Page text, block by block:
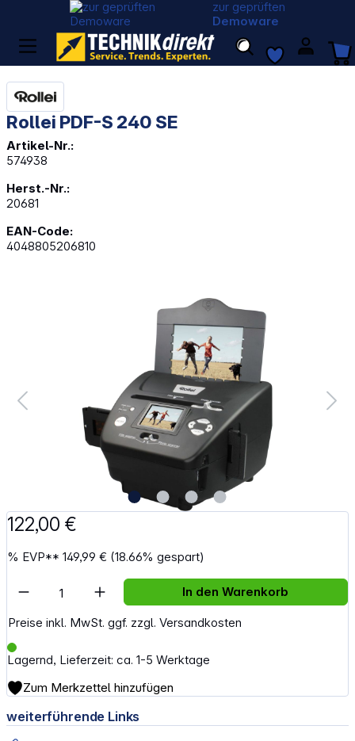
zur geprüften
Demoware
Rollei PDF-S 240 SE
Artikel-Nr.:
574938
Herst.-Nr.:
20681
EAN-Code:
4048805206810
122,00 €
% EVP**149,99 € (18.66% gespart)
Preise inkl. MwSt. ggf. zzgl. Versandkosten
Lagernd, Lieferzeit: ca. 1-5 Werktage
Artikel Anzahl: Gib den gewünschten
In den Warenkorb
Zum Merkzettel hinzufügen
weiterführende Links